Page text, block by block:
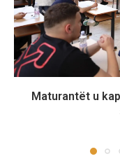
Maturantët u